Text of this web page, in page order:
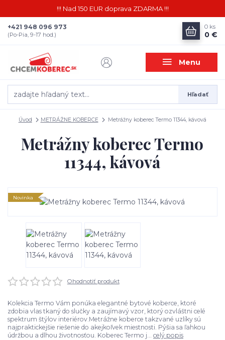
!!! Nad 150 EUR doprava ZDARMA !!!
Menu
Hľadať
+421 948 096 973
(Po-Pia, 9-17 hod.)
0 ks
0 €
Úvod METRÁŽNE KOBERCE Metrážny koberec Termo 11344, kávová
Metrážny koberec Termo
11344, kávová
Novinka
Ohodnotiť produkt
Kolekcia Termo Vám ponúka elegantné bytové koberce, ktoré
zdobia vlas tkaný do slučky a zaujímavý vzor, ktorý ozvláštni celé
spektrum štýlov interiérov.Metrážne koberce takzvané uzlíky sú
najpraktickejšie riešenie do akejkoľvek miestnosti. Pýšia sa ľahkou
údržbou a dlhou životnosťou. Koberec Termo j... celý popis